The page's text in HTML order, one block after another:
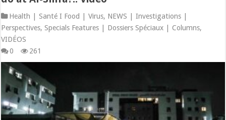
Health | Santé I Food | Virus, NEWS | Investigations |
Perspectives,Specials Features | Dossiers Spéciaux | Columns,
VIDÉOS
0
261